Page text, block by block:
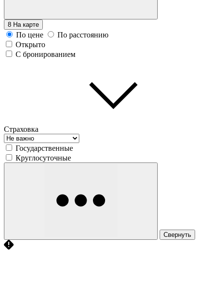
8 На карте
По цене
По расстоянию
Открыто
С бронированием
Страховка
Государственные
Круглосуточные
Свернуть